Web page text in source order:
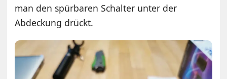
man den spürbaren Schalter unter der
Abdeckung drückt.